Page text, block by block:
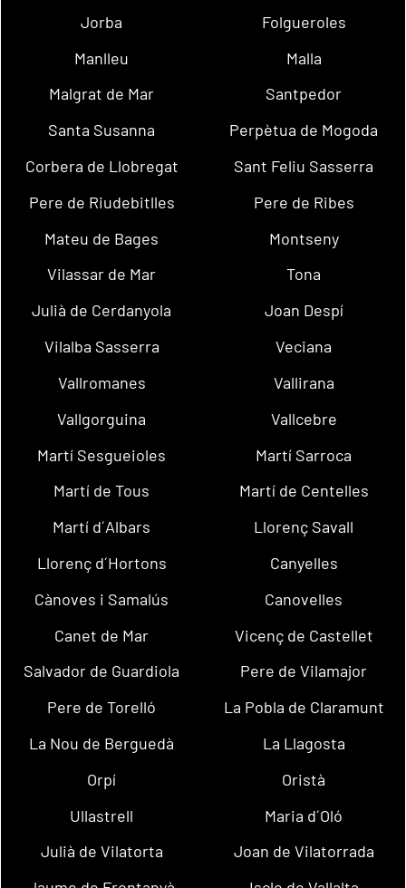
Jorba
Folgueroles
Manlleu
Malla
Malgrat de Mar
Santpedor
Santa Susanna
Perpètua de Mogoda
Corbera de Llobregat
Sant Feliu Sasserra
Pere de Riudebitlles
Pere de Ribes
Mateu de Bages
Montseny
Vilassar de Mar
Tona
Julià de Cerdanyola
Joan Despí
Vilalba Sasserra
Veciana
Vallromanes
Vallirana
Vallgorguina
Vallcebre
Martí Sesgueioles
Martí Sarroca
Martí de Tous
Martí de Centelles
Martí d´Albars
Llorenç Savall
Llorenç d´Hortons
Canyelles
Cànoves i Samalús
Canovelles
Canet de Mar
Vicenç de Castellet
Salvador de Guardiola
Pere de Vilamajor
Pere de Torelló
La Pobla de Claramunt
La Nou de Berguedà
La Llagosta
Orpí
Oristà
Ullastrell
Maria d´Oló
Julià de Vilatorta
Joan de Vilatorrada